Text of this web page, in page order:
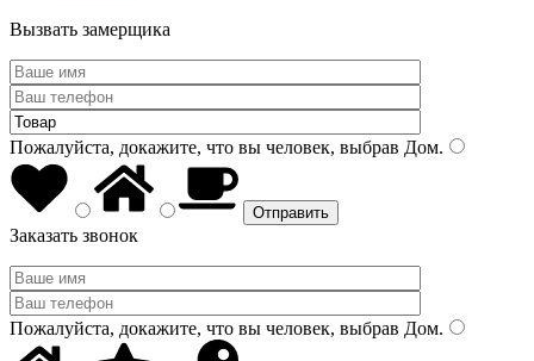
Вызвать замерщика
Пожалуйста, докажите, что вы человек, выбрав Дом.
Заказать звонок
Пожалуйста, докажите, что вы человек, выбрав Дом.